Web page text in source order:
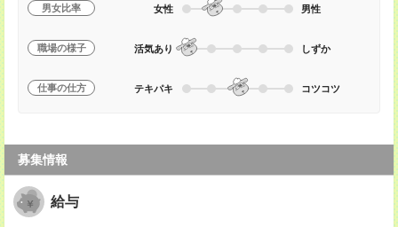
男女比率 女性 男性
職場の様子 活気あり しずか
仕事の仕方 テキパキ コツコツ
募集情報
給与